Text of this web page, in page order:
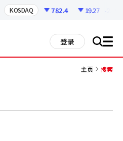
KOSDAQ 782.4 19.27 -2.4%
登录 搜 all
主页 搜索